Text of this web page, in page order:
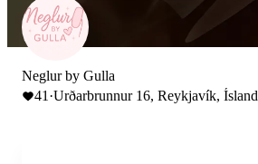
Neglur by Gulla
41 ·Urðarbrunnur 16, Reykjavík, Ísland